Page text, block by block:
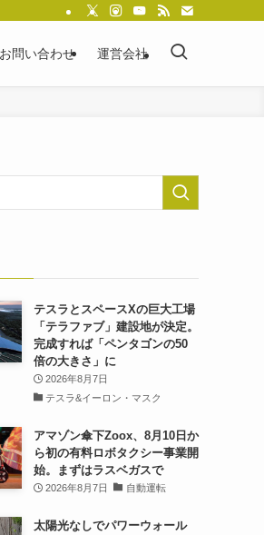
お問い合わせ 運営会社
テスラとスペースXの巨大工場
「テラファブ」建設地が決定。
完成すれば「ペンタゴンの50
倍の大きさ」に
2026年8月7日
テスラ&イーロン・マスク
アマゾン傘下Zoox、8月10日か
ら初の有料ロボタクシー事業開
始。まずはラスベガスで
2026年8月7日 自動運転
太陽光なしでパワーウォール